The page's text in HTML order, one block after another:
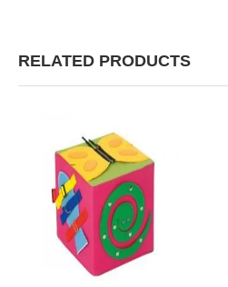
RELATED PRODUCTS